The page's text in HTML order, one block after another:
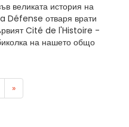
великата история на
Défense отваря врати
Cité de l'Histoire -
на нашето общо
»